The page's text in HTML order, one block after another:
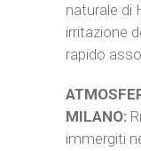
naturale di
irritazione
rapido
MILANO:
immergiti